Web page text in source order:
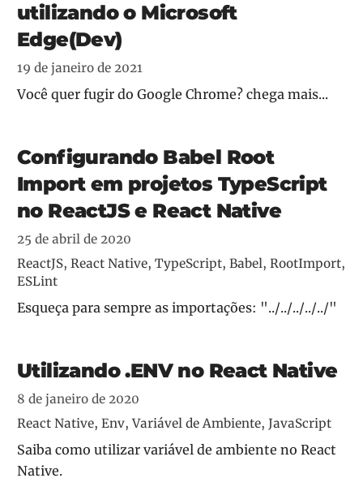
utilizando o Microsoft
Edge(Dev)
19 de janeiro de 2021
Você quer fugir do Google Chrome? chega mais...
Configurando Babel Root
Import em projetos TypeScript
no ReactJS e React Native
25 de abril de 2020
ReactJS, React Native, TypeScript, Babel, RootImport,
ESLint
Esqueça para sempre as importações: "../../../../../"
Utilizando .ENV no React Native
8 de janeiro de 2020
React Native, Env, Variável de Ambiente, JavaScript
Saiba como utilizar variável de ambiente no React
Native.